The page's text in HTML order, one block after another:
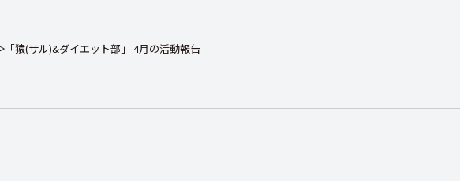
「猿(サル)&ダイエット部」 4月の活動報告